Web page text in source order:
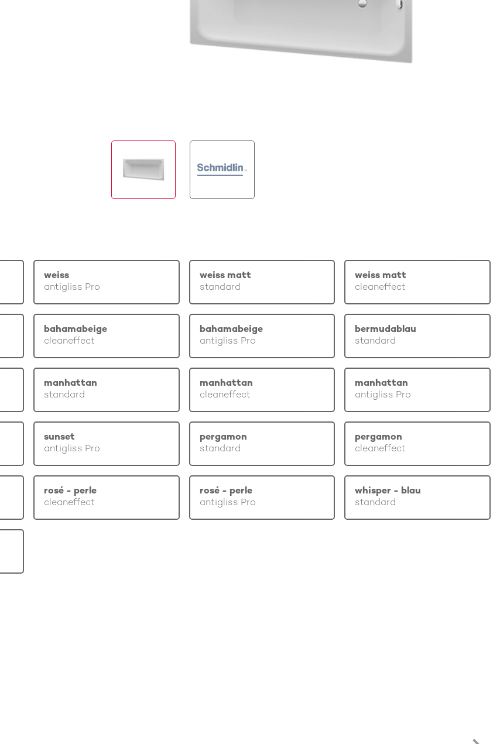
weiss
antigliss Pro
weiss matt
standard
weiss matt
cleaneffect
bahamabeige
cleaneffect
bahamabeige
antigliss Pro
bermudablau
standard
manhattan
standard
manhattan
cleaneffect
manhattan
antigliss Pro
sunset
antigliss Pro
pergamon
standard
pergamon
cleaneffect
rosé - perle
cleaneffect
rosé - perle
antigliss Pro
whisper - blau
standard